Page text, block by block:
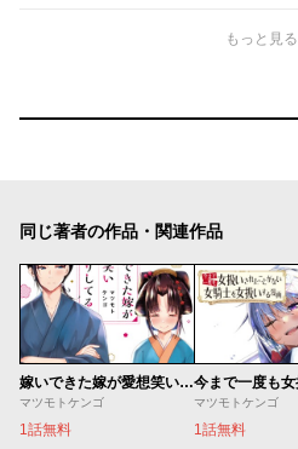
もっと見る
同じ著者の作品・関連作品
嫁いできた嫁が愛想笑いばかりしてる
マツモトケンゴ
1話無料
マツモトケンゴ
1話無料